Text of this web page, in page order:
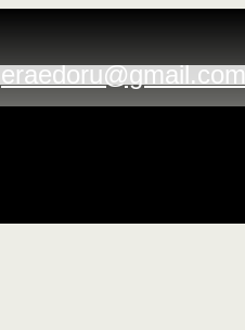
eraedoru@gmail.com